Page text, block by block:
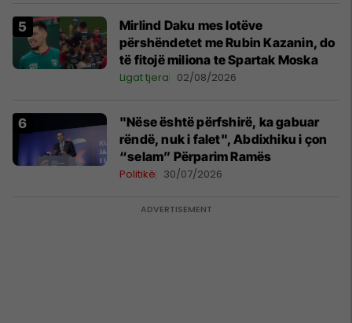
Mirlind Daku mes lotëve
përshëndetet me Rubin Kazanin, do
të fitojë miliona te Spartak Moska
Ligat tjera 02/08/2026
"Nëse është përfshirë, ka gabuar
rëndë, nuk i falet", Abdixhiku i çon
“selam” Përparim Ramës
Politikë 30/07/2026